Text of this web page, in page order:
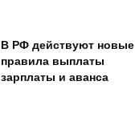
В РФ действуют новые
правила выплаты
зарплаты и аванса